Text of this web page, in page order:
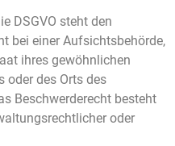
DSGVO steht den
bei einer Aufsichtsbehörde,
ihres gewöhnlichen
oder des Orts des
Beschwerderecht besteht
oder